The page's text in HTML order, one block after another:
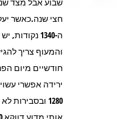
חצי שנה.כאשר
ה-1340
חודשיים מיום
ירידה אפשרי